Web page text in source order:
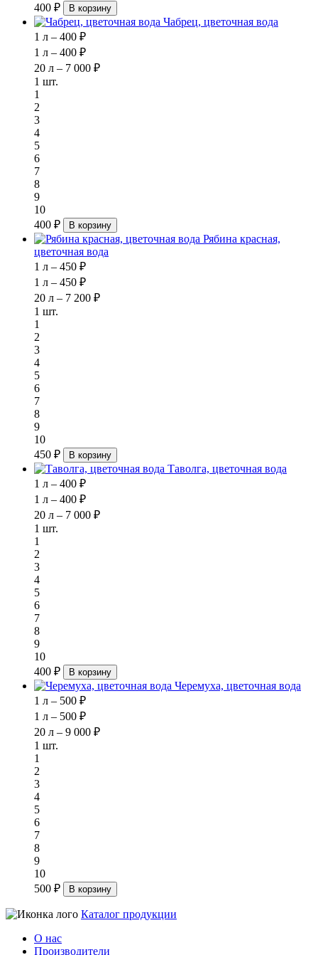
400 ₽
В корзину
Чабрец, цветочная вода
1 л – 400 ₽
1 л – 400 ₽
20 л – 7 000 ₽
1 шт.
1
2
3
4
5
6
7
8
9
10
400 ₽
В корзину
Рябина красная,
цветочная вода
1 л – 450 ₽
1 л – 450 ₽
20 л – 7 200 ₽
1 шт.
1
2
3
4
5
6
7
8
9
10
450 ₽
В корзину
Таволга, цветочная вода
1 л – 400 ₽
1 л – 400 ₽
20 л – 7 000 ₽
1 шт.
1
2
3
4
5
6
7
8
9
10
400 ₽
В корзину
Черемуха, цветочная вода
1 л – 500 ₽
1 л – 500 ₽
20 л – 9 000 ₽
1 шт.
1
2
3
4
5
6
7
8
9
10
500 ₽
В корзину
Каталог продукции
О нас
Производители